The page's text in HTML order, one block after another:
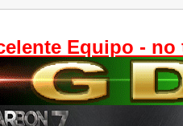
Equipo -